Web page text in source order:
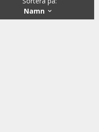
vi själva inte skulle
Namn